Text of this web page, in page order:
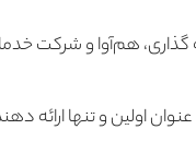
گذاری، هم‌آوا و شرکت
عنوان اولین و تنها